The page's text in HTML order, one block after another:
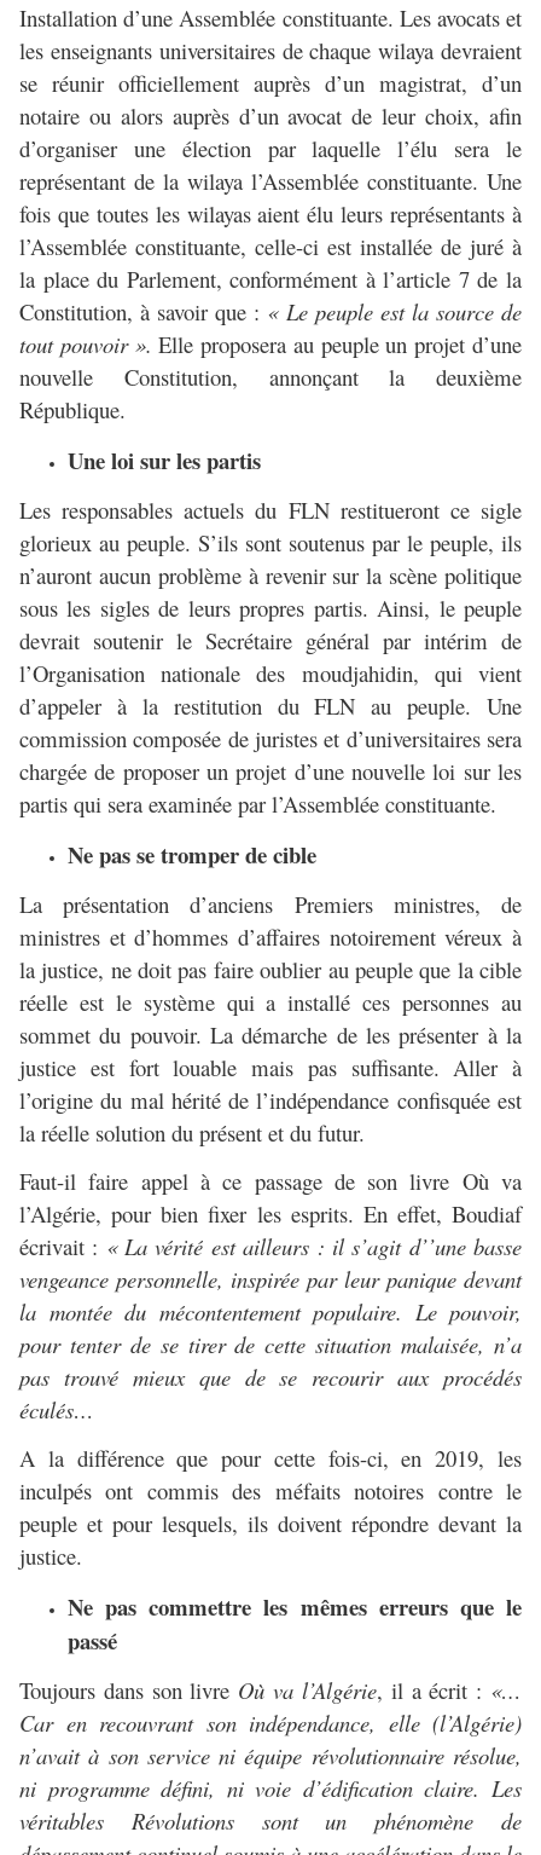
Installation d’une Assemblée constituante. Les avocats et
les enseignants universitaires de chaque wilaya devraient
se réunir officiellement auprès d’un magistrat, d’un
notaire ou alors auprès d’un avocat de leur choix, afin
d’organiser une élection par laquelle l’élu sera le
représentant de la wilaya l’Assemblée constituante. Une
fois que toutes les wilayas aient élu leurs représentants à
l’Assemblée constituante, celle-ci est installée de juré à
la place du Parlement, conformément à l’article 7 de la
Constitution, à savoir que : « Le peuple est la source de
tout pouvoir ». Elle proposera au peuple un projet d’une
nouvelle Constitution, annonçant la deuxième
République.
Une loi sur les partis
Les responsables actuels du FLN restitueront ce sigle
glorieux au peuple. S’ils sont soutenus par le peuple, ils
n’auront aucun problème à revenir sur la scène politique
sous les sigles de leurs propres partis. Ainsi, le peuple
devrait soutenir le Secrétaire général par intérim de
l’Organisation nationale des moudjahidin, qui vient
d’appeler à la restitution du FLN au peuple. Une
commission composée de juristes et d’universitaires sera
chargée de proposer un projet d’une nouvelle loi sur les
partis qui sera examinée par l’Assemblée constituante.
Ne pas se tromper de cible
La présentation d’anciens Premiers ministres, de
ministres et d’hommes d’affaires notoirement véreux à
la justice, ne doit pas faire oublier au peuple que la cible
réelle est le système qui a installé ces personnes au
sommet du pouvoir. La démarche de les présenter à la
justice est fort louable mais pas suffisante. Aller à
l’origine du mal hérité de l’indépendance confisquée est
la réelle solution du présent et du futur.
Faut-il faire appel à ce passage de son livre Où va
l’Algérie, pour bien fixer les esprits. En effet, Boudiaf
écrivait : « La vérité est ailleurs : il s’agit d’’une basse
vengeance personnelle, inspirée par leur panique devant
la montée du mécontentement populaire. Le pouvoir,
pour tenter de se tirer de cette situation malaisée, n’a
pas trouvé mieux que de se recourir aux procédés
éculés…
A la différence que pour cette fois-ci, en 2019, les
inculpés ont commis des méfaits notoires contre le
peuple et pour lesquels, ils doivent répondre devant la
justice.
Ne pas commettre les mêmes erreurs que le
passé
Toujours dans son livre Où va l’Algérie, il a écrit : «…
Car en recouvrant son indépendance, elle (l’Algérie)
n’avait à son service ni équipe révolutionnaire résolue,
ni programme défini, ni voie d’édification claire. Les
véritables Révolutions sont un phénomène de